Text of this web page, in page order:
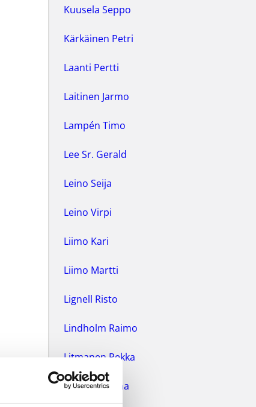
Kuusela Seppo
Kärkäinen Petri
Laanti Pertti
Laitinen Jarmo
Lampén Timo
Lee Sr. Gerald
Leino Seija
Leino Virpi
Liimo Kari
Liimo Martti
Lignell Risto
Lindholm Raimo
Litmanen Pekka
Luhtanen Juha